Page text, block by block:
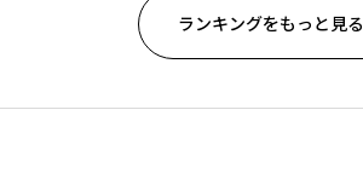
ランキングをもっと見る